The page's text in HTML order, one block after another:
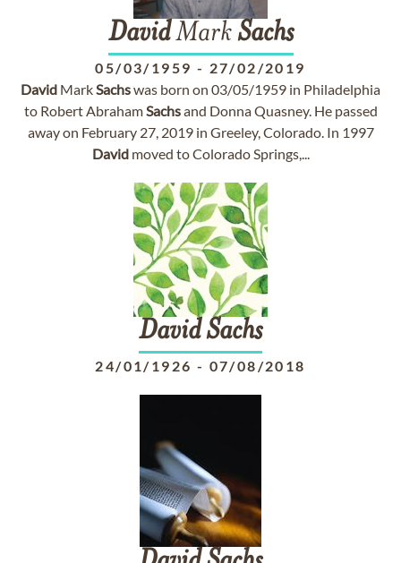
DavidMarkSachs
05/03/1959 - 27/02/2019
David MarkSachswas born on 03/05/1959 in Philadelphia
to Robert AbrahamSachsand Donna Quasney. He passed
away on February 27, 2019 in Greeley, Colorado. In 1997
Davidmoved to Colorado Springs,...
DavidSachs
24/01/1926 - 07/08/2018